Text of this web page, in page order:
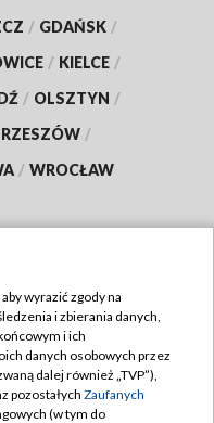
/ GDAŃSK /
/ KIELCE /
/ OLSZTYN /
RZESZÓW /
/ WROCŁAW
wyrazić zgody na
i zbierania danych,
i ich
danych osobowych przez
dalej również „TVP”),
pozostałych Zaufanych
(w tym do